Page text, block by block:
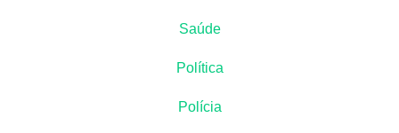
Saúde
Política
Polícia